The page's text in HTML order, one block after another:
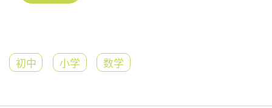
初中 小学 数学